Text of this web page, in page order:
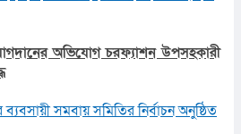
অভিযোগ চরফ্যাশন উপসহকারী